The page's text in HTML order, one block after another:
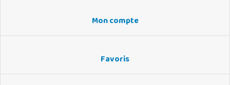
Mon compte
Favoris